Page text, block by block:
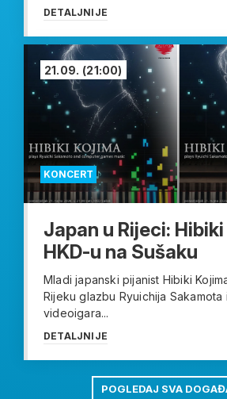
DETALJNIJE
KONCERT
21.09. (21:00)
Japan u Rijeci:
HKD-u na Sušaku
Mladi japanski pijanist Hibiki
Rijeku glazbu Ryuichija Sakamota
videoigara...
DETALJNIJE
POGLEDAJ SVA